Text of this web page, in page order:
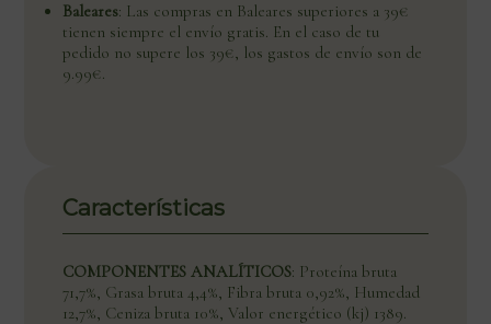
Baleares: Las compras en Baleares superiores a 39€
tienen siempre el envío gratis. En el caso de tu
pedido no supere los 39€, los gastos de envío son de
9.99€.
Características
COMPONENTES ANALÍTICOS: Proteína bruta
71,7%, Grasa bruta 4,4%, Fibra bruta 0,92%, Humedad
12,7%, Ceniza bruta 10%, Valor energético (kj) 1389.